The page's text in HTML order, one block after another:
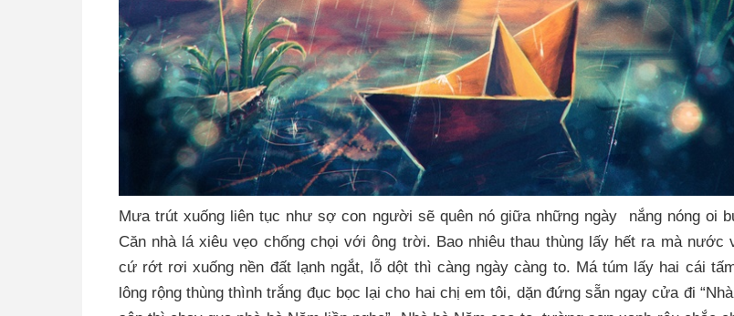
Mưa trút xuống liên tục như sợ con người sẽ quên nó giữa những ngày nắng nóng oi
Căn nhà lá xiêu vẹo chống chọi với ông trời. Bao nhiêu thau thùng lấy hết ra mà nước
cứ rớt rơi xuống nền đất lạnh ngắt, lỗ dột thì càng ngày càng to. Má túm lấy hai cái
lông rộng thùng thình trắng đục bọc lại cho hai chị em tôi, dặn đứng sẵn ngay cửa đi